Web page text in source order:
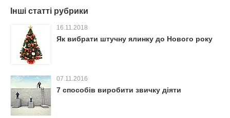
Інші статті рубрики
16.11.2018
Як вибрати штучну ялинку до Нового року
07.11.2016
7 способів виробити звичку діяти